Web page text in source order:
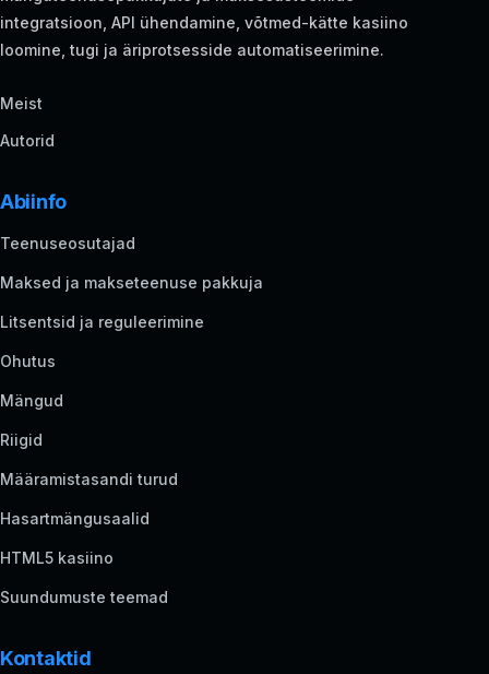
integratsioon, API ühendamine, võtmed-kätte kasiino
loomine, tugi ja äriprotsesside automatiseerimine.
Meist
Autorid
Abiinfo
Teenuseosutajad
Maksed ja makseteenuse pakkuja
Litsentsid ja reguleerimine
Ohutus
Mängud
Riigid
Määramistasandi turud
Hasartmängusaalid
HTML5 kasiino
Suundumuste teemad
Kontaktid